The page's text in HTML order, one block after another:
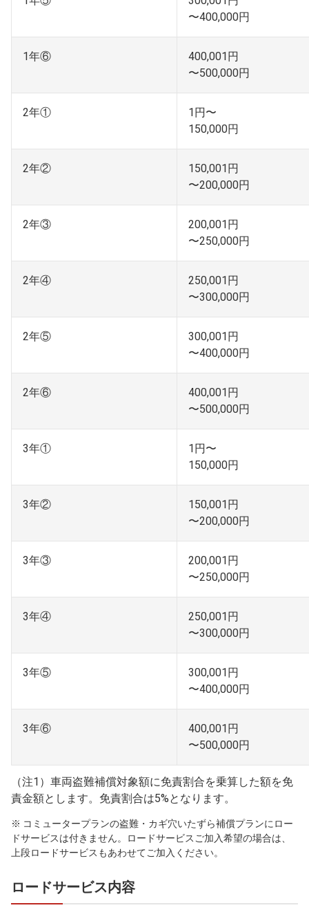
〜400,000円
1年⑥
400,001円
〜500,000円
2年①
1円〜
150,000円
2年②
150,001円
〜200,000円
2年③
200,001円
〜250,000円
2年④
250,001円
〜300,000円
2年⑤
300,001円
〜400,000円
2年⑥
400,001円
〜500,000円
3年①
1円〜
150,000円
3年②
150,001円
〜200,000円
3年③
200,001円
〜250,000円
3年④
250,001円
〜300,000円
3年⑤
300,001円
〜400,000円
3年⑥
400,001円
〜500,000円
（注1）車両盗難補償対象額に免責割合を乗算した額を免
責金額とします。免責割合は5%となります。
※ コミュータープランの盗難・カギ穴いたずら補償プランにロー
ドサービスは付きません。ロードサービスご加入希望の場合は、
上段ロードサービスもあわせてご加入ください。
ロードサービス内容